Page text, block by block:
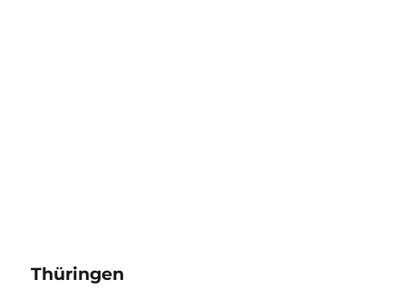
Thüringen